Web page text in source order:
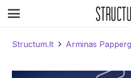
Structum.lt Arminas